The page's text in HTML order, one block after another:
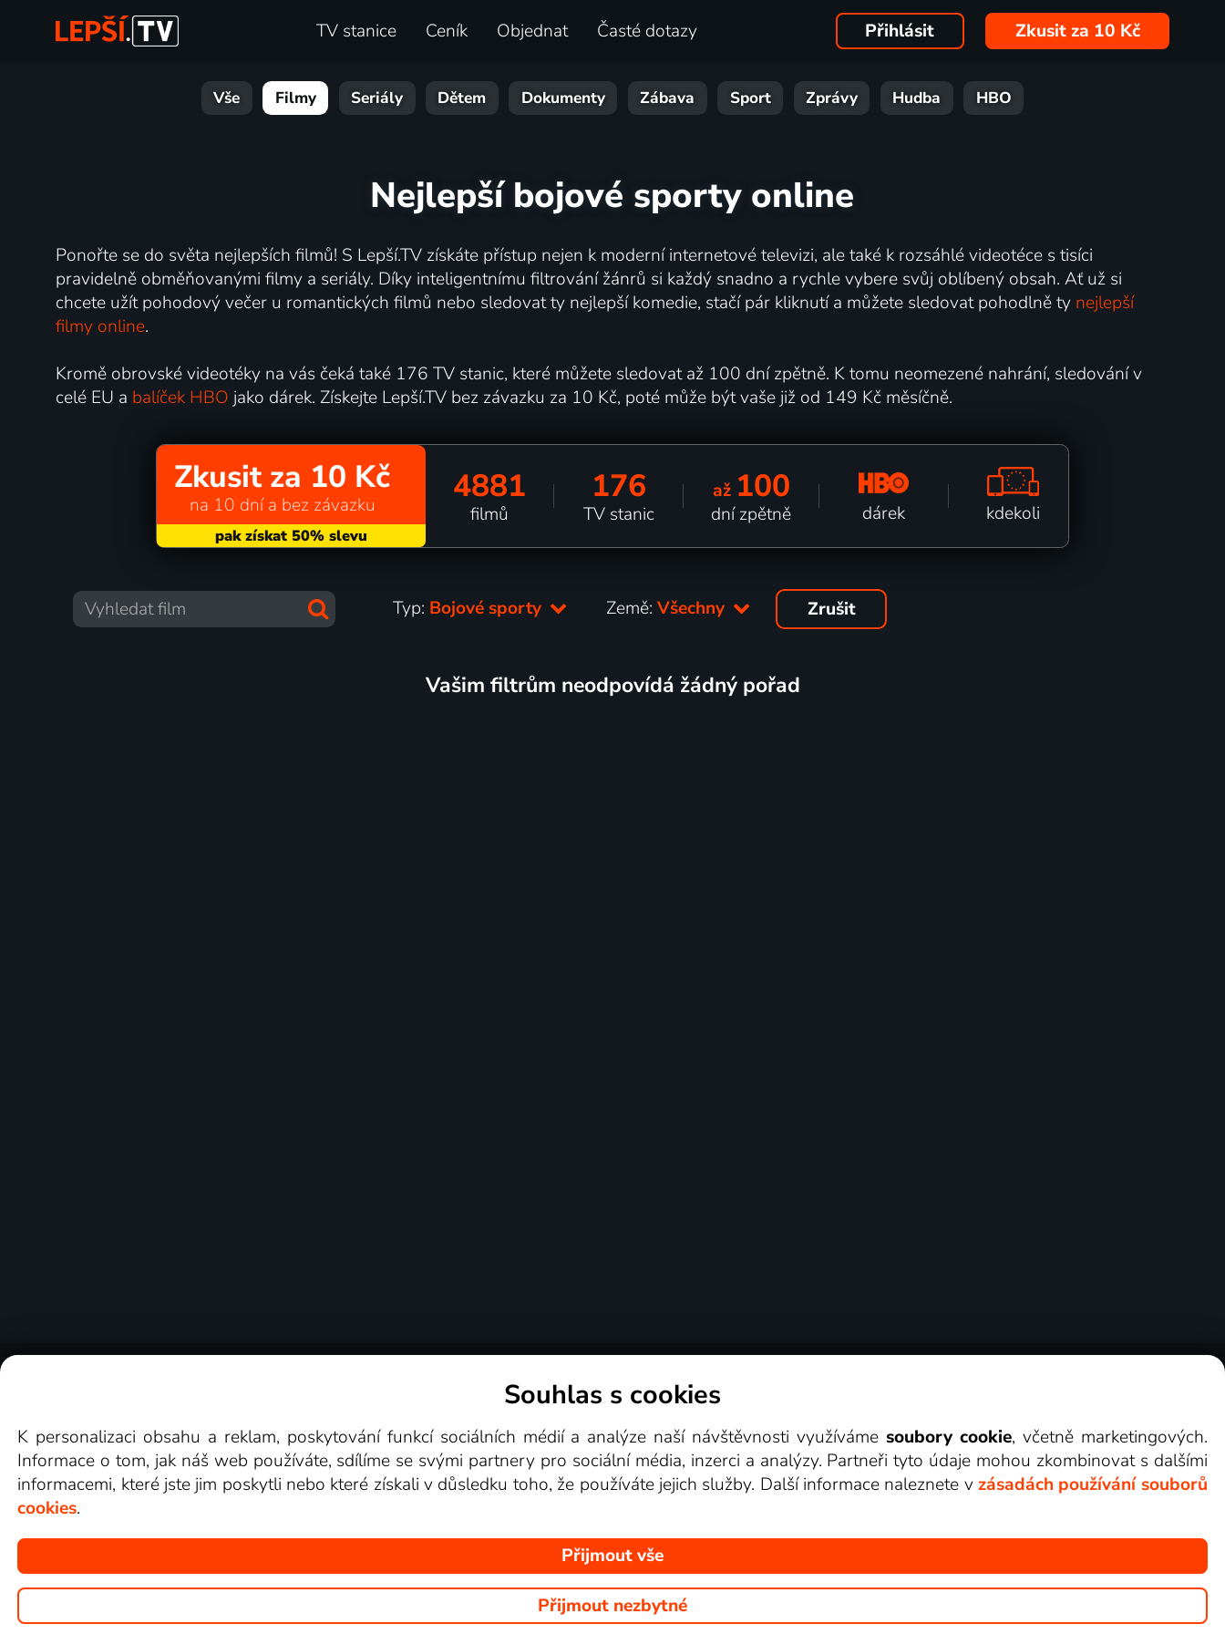
TV stanice Ceník Objednat Časté dotazy Přihlásit Zkusit za 10 Kč
Vše Filmy Seriály Dětem Dokumenty Zábava Sport Zprávy Hudba HBO
Nejlepší bojové sporty online
Ponořte se do světa nejlepších filmů! S Lepší.TV získáte přístup nejen k moderní internetové televizi, ale také k rozsáhlé videotéce s tisíci
pravidelně obměňovanými filmy a seriály. Díky inteligentnímu filtrování žánrů si každý snadno a rychle vybere svůj oblíbený obsah. Ať už si
chcete užít pohodový večer u romantických filmů nebo sledovat ty nejlepší komedie, stačí pár kliknutí a můžete sledovat pohodlně ty nejlepší
filmy online.
Kromě obrovské videotéky na vás čeká také 176 TV stanic, které můžete sledovat až 100 dní zpětně. K tomu neomezené nahrání, sledování v
celé EU a balíček HBO jako dárek. Získejte Lepší.TV bez závazku za 10 Kč, poté může být vaše již od 149 Kč měsíčně.
Zkusit za 10 Kč
na 10 dní a bez závazku 4881
filmů
176
TV stanic
až 100
dní zpětně dárek kdekoli
Typ: Bojové sporty Země:Všechny Zrušit
Vašim filtrům neodpovídá žádný pořad
Videotéka
Souhlas s cookies
K personalizaci obsahu a reklam, poskytování funkcí sociálních médií a analýze naší návštěvnosti využívámesoubory cookie, včetně marketingových.
Informace o tom, jak náš web používáte, sdílíme se svými partnery pro sociální média, inzerci a analýzy. Partneři tyto údaje mohou zkombinovat s dalšími
informacemi, které jste jim poskytli nebo které získali v důsledku toho, že používáte jejich služby. Další informace naleznete v zásadách používání souborů
cookies.
Přijmout vše
Přijmout nezbytné